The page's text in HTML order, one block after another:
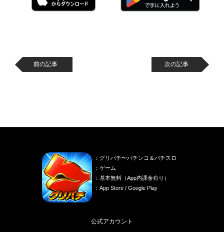
前の記事 次の記事
：グリパチ〜パチンコ＆パチスロ
：ゲーム
：基本無料（App内課金有り）
：App Store / Google Play
公式アカウント